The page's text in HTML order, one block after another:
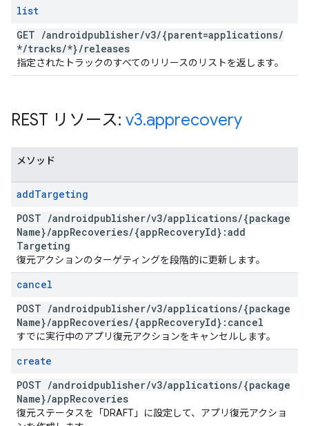
list
GET /androidpublisher/v3/{parent=applications/
*/tracks/*}/releases
指定されたトラックのすべてのリリースのリストを返します。
REST リソース: v3.apprecovery
メソッド
addTargeting
POST /androidpublisher/v3/applications/{package
Name}/appRecoveries/{appRecoveryId}:add
Targeting
復元アクションのターゲティングを段階的に更新します。
cancel
POST /androidpublisher/v3/applications/{package
Name}/appRecoveries/{appRecoveryId}:cancel
すでに実行中のアプリ復元アクションをキャンセルします。
create
POST /androidpublisher/v3/applications/{package
Name}/appRecoveries
復元ステータスを「DRAFT」に設定して、アプリ復元アクショ